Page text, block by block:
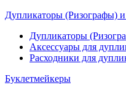
Дупликаторы (Ризографы) и
Дупликаторы
Аксессуары для
Расходники для
Буклетмейкеры